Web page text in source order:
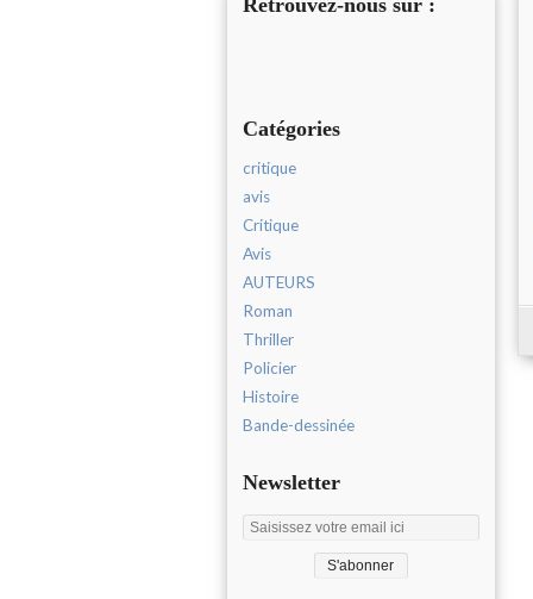
Retrouvez-nous sur :
Catégories
critique
avis
Critique
Avis
AUTEURS
Roman
Thriller
Policier
Histoire
Bande-dessinée
Newsletter